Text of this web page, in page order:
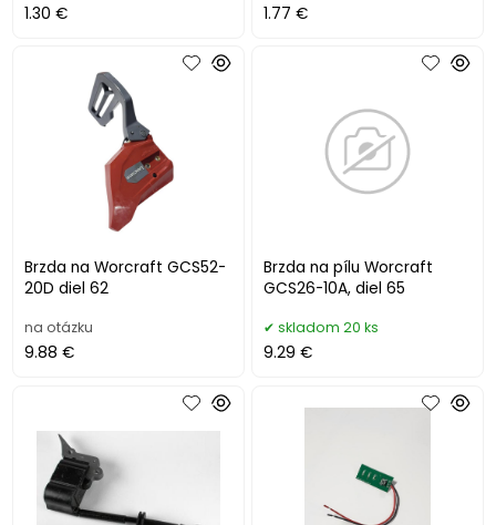
1.30 € 1.77 €
Brzda na Worcraft GCS52-
20D diel 62
na otázku
9.88 €
Brzda na pílu Worcraft
GCS26-10A, diel 65
skladom 20 ks
9.29 €